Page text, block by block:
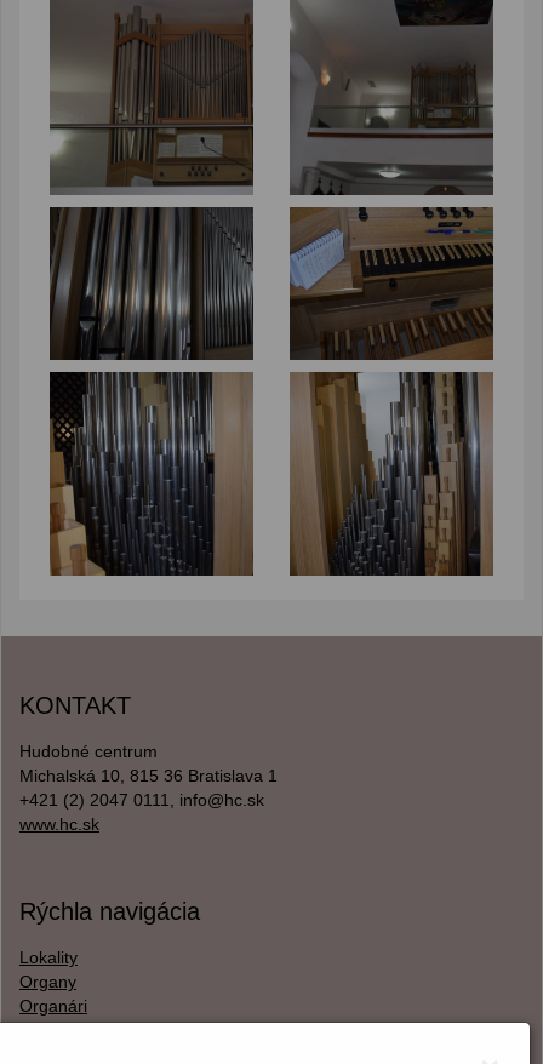
KONTAKT
Hudobné centrum
Michalská 10, 815 36 Bratislava 1
+421 (2) 2047 0111, info@hc.sk
www.hc.sk
Rýchla navigácia
Lokality
Organy
Organári